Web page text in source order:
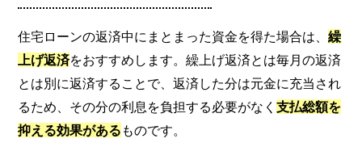
住宅ローンの返済中にまとまった資金を得た場合は、繰
上げ返済をおすすめします。繰上げ返済とは毎月の返済
とは別に返済することで、返済した分は元金に充当され
るため、その分の利息を負担する必要がなく支払総額を
抑える効果がある ものです。